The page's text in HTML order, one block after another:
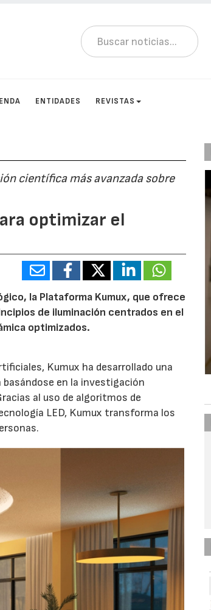
ENTIDADES REVISTAS
científica más avanzada sobre
optimizar el
la Plataforma Kumux, que ofrece
de iluminación centrados en el
optimizados.
Kumux ha desarrollado una
en la investigación
al uso de algoritmos de
LED, Kumux transforma los